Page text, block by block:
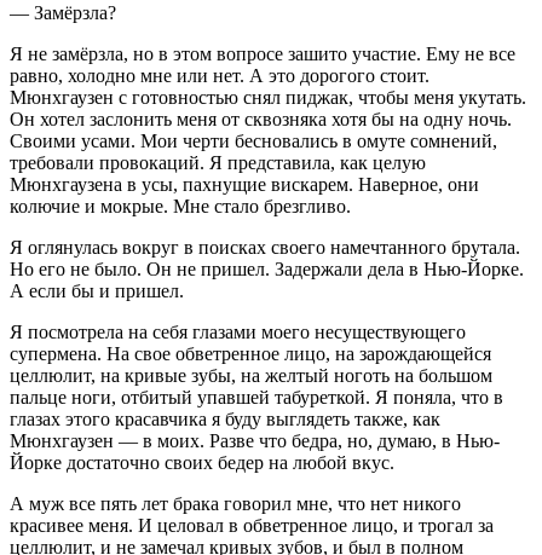
— Замёрзла?
Я не замёрзла, но в этом вопросе зашито участие. Ему не все
равно, холодно мне или нет. А это дорогого стоит.
Мюнхгаузен с готовностью снял пиджак, чтобы меня укутать.
Он хотел заслонить меня от сквозняка хотя бы на одну ночь.
Своими усами. Мои черти бесновались в омуте сомнений,
требовали провокаций. Я представила, как целую
Мюнхгаузена в усы, пахнущие вискарем. Наверное, они
колючие и мокрые. Мне стало брезгливо.
Я оглянулась вокруг в поисках своего намечтанного брутала.
Но его не было. Он не пришел. Задержали дела в Нью-Йорке.
А если бы и пришел.
Я посмотрела на себя глазами моего несуществующего
супермена. На свое обветренное лицо, на зарождающейся
целлюлит, на кривые зубы, на желтый ноготь на большом
пальце ноги, отбитый упавшей табуреткой. Я поняла, что в
глазах этого красавчика я буду выглядеть также, как
Мюнхгаузен — в моих. Разве что бедра, но, думаю, в Нью-
Йорке достаточно своих бедер на любой вкус.
А муж все пять лет брака говорил мне, что нет никого
красивее меня. И целовал в обветренное лицо, и трогал за
целлюлит, и не замечал кривых зубов, и был в полном